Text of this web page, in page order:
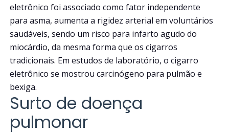
eletrônico foi associado como fator independente
para asma, aumenta a rigidez arterial em voluntários
saudáveis, sendo um risco para infarto agudo do
miocárdio, da mesma forma que os cigarros
tradicionais. Em estudos de laboratório, o cigarro
eletrônico se mostrou carcinógeno para pulmão e
bexiga.
Surto de doença
pulmonar